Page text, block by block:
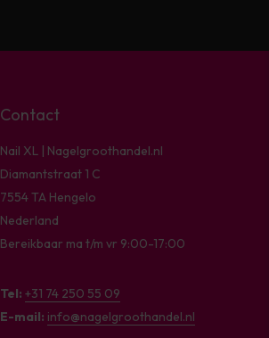
Contact
Nail XL | Nagelgroothandel.nl
Diamantstraat 1 C
7554 TA Hengelo
Nederland
Bereikbaar ma t/m vr 9:00-17:00
Tel: +31 74 250 55 09
E-mail: info@nagelgroothandel.nl